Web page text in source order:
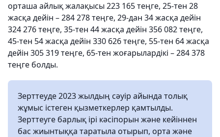
орташа айлық жалақысы 223 165 теңге, 25-тен 28
жасқа дейін – 284 278 теңге, 29-дан 34 жасқа дейін
324 276 теңге, 35-тен 44 жасқа дейін 356 082 теңге,
45-тен 54 жасқа дейін 330 626 теңге, 55-тен 64 жасқа
дейін 305 319 теңге, 65-тен жоғарылардікі – 284 378
теңге болды.
Зерттеуде 2023 жылдың сәуір айында толық
жұмыс істеген қызметкерлер қамтылды.
Зерттеуге барлық ірі кәсіпорын және кейіннен
бас жиынтыққа таратыла отырып, орта және